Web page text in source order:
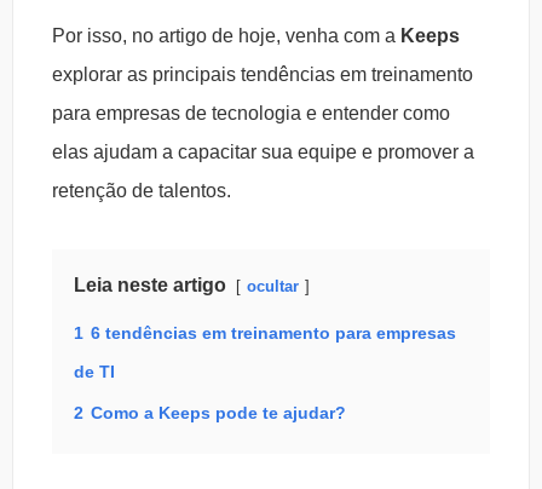
Por isso, no artigo de hoje, venha com a Keeps
explorar as principais tendências em treinamento
para empresas de tecnologia e entender como
elas ajudam a capacitar sua equipe e promover a
retenção de talentos.
Leia neste artigo ocultar
1 6 tendências em treinamento para empresas
de TI
2 Como a Keeps pode te ajudar?